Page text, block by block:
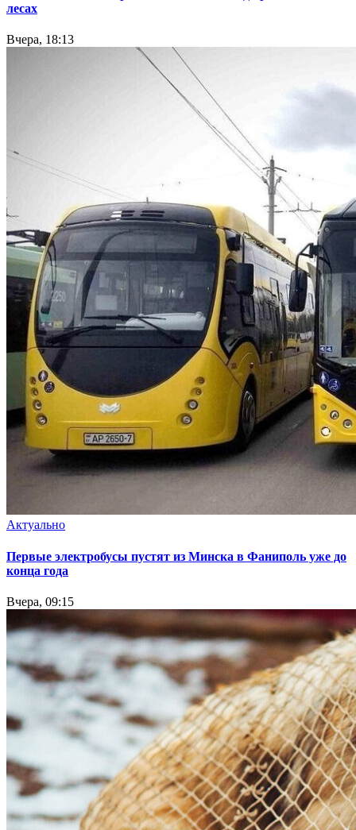
лесах
Вчера, 18:13
Актуально
Первые электробусы пустят из Минска в Фаниполь уже до
конца года
Вчера, 09:15